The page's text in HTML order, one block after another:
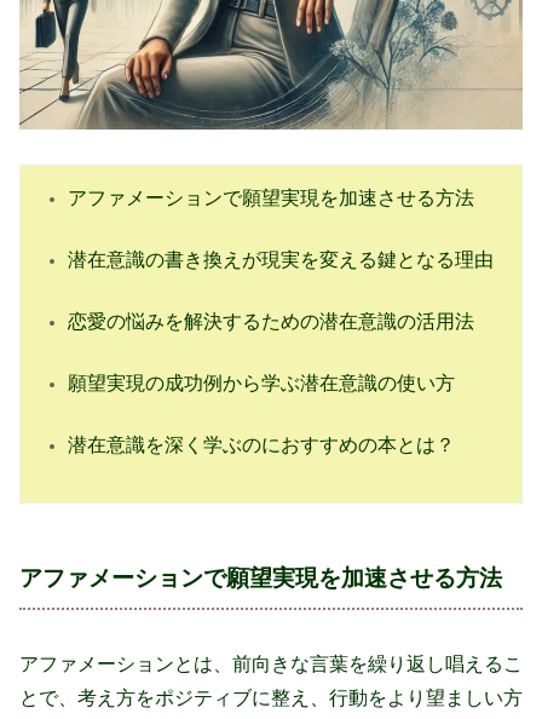
アファメーションで願望実現を加速させる方法
潜在意識の書き換えが現実を変える鍵となる理由
恋愛の悩みを解決するための潜在意識の活用法
願望実現の成功例から学ぶ潜在意識の使い方
潜在意識を深く学ぶのにおすすめの本とは？
アファメーションで願望実現を加速させる方法
アファメーションとは、前向きな言葉を繰り返し唱えるこ
とで、考え方をポジティブに整え、行動をより望ましい方